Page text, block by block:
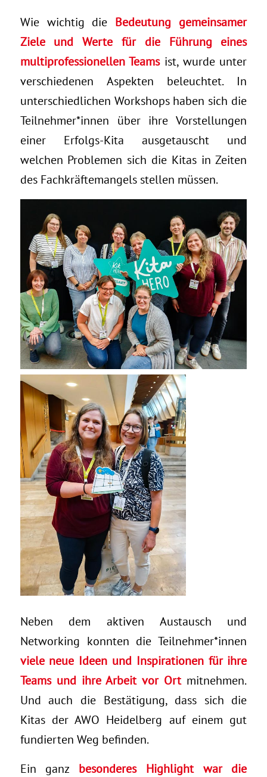
Wie wichtig die Bedeutung gemeinsamer
Ziele und Werte für die Führung eines
multiprofessionellen Teamsist, wurde unter
verschiedenen Aspekten beleuchtet. In
unterschiedlichen Workshops haben sich die
Teilnehmer*innen über ihre Vorstellungen
einer Erfolgs-Kita ausgetauscht und
welchen Problemen sich die Kitas in Zeiten
des Fachkräftemangels stellen müssen.
Neben dem aktiven Austausch und
Networking konnten die Teilnehmer*innen
viele neue Ideen und Inspirationen für ihre
Teams und ihre Arbeit vor Ort mitnehmen.
Und auch die Bestätigung, dass sich die
Kitas der AWO Heidelberg auf einem gut
fundierten Weg befinden.
Ein ganz besonderes Highlight war die